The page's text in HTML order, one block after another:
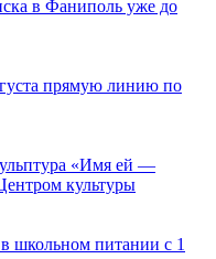
в Фаниполь уже до
прямую линию по
«Имя ей —
культуры
школьном питании с 1